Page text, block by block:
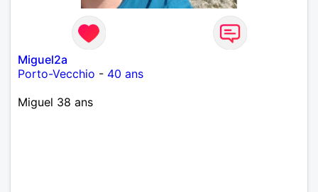
Miguel2a
Porto-Vecchio - 40 ans
Miguel 38 ans